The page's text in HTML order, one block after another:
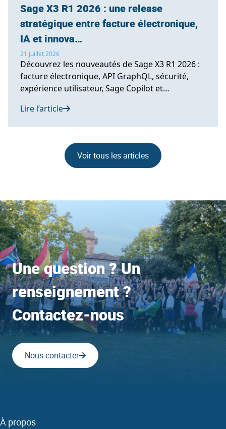
Sage X3 R1 2026 : une release
stratégique entre facture électronique,
IA et innova…
21 juillet 2026
Découvrez les nouveautés de Sage X3 R1 2026 :
facture électronique, API GraphQL, sécurité,
expérience utilisateur, Sage Copilot et
Lire l’article
Voir tous les articles
Une question ? Un
renseignement ?
Contactez-nous
Nous contacter
À propos